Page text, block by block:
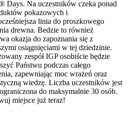
Days. Na uczestników czeka ponad
pokazowych i
linia do proszkowego
drewna. Bedzie to również
okazja do zapoznania się z
osiągnięciami w tej dziedzinie.
zespół IGP osobiście będzie
Państwu podczas całego
zapewniając moc wrażeń oraz
wiedzę. Liczba uczestników jest
do maksymalnie 30 osób.
miejsce już teraz!